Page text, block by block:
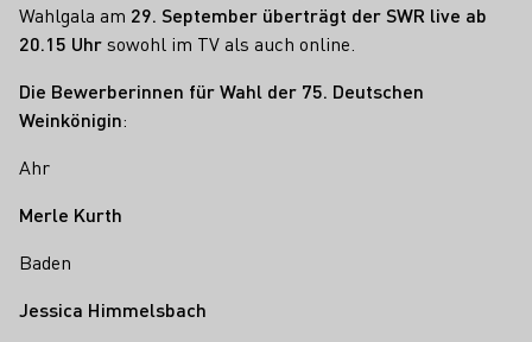
Wahlgala am 29. September überträgt der SWR live ab
20.15 Uhrsowohl im TV als auch online.
Die Bewerberinnen für Wahl der 75. Deutschen
Weinkönigin:
Ahr
Merle Kurth
Baden
Jessica Himmelsbach